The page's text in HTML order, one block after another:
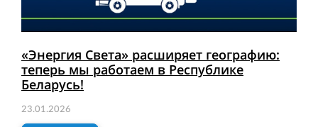
«Энергия Света» расширяет географию:
теперь мы работаем в Республике
Беларусь!
23.01.2026